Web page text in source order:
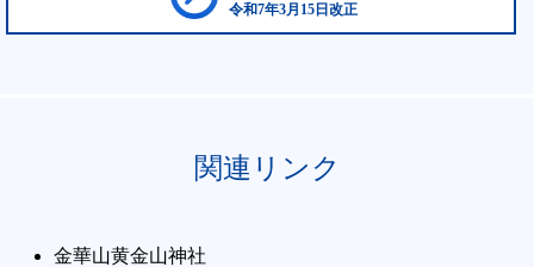
令和7年3月15日改正
関連リンク
金華山黄金山神社